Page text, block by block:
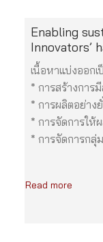
Enabling
Innovators’
เนื้อหาแบ่งออก
* การสร้างการ
* การผลิตอย่าง
* การจัดการให้
* การจัดการกลุ่
Read more